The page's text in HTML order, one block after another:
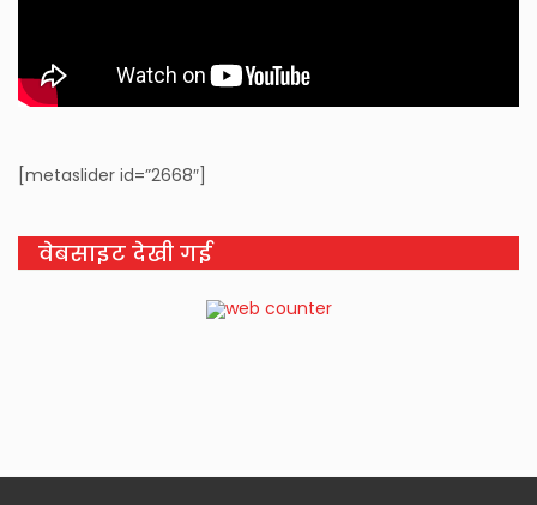
[metaslider id=”2668″]
वेबसाइट देखी गई